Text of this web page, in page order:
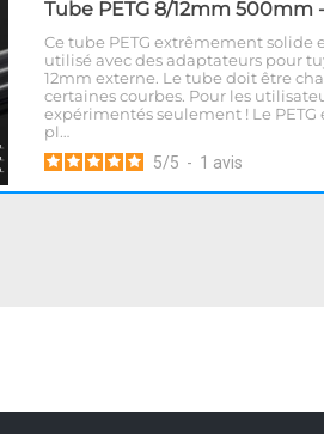
Tube PETG 8/12mm 500mm
Ce tube PETG extrêmement solide
utilisé avec des adaptateurs pour
12mm externe. Le tube doit être
certaines courbes. Pour les
expérimentés seulement ! Le PETG
pl…
5/5 - 1 avis